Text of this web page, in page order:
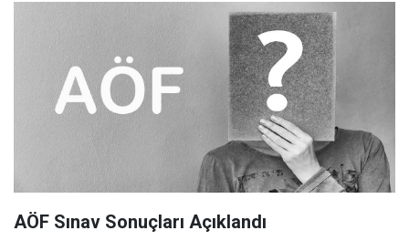
AÖF Sınav Sonuçları Açıklandı